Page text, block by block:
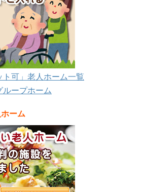
可」老人ホーム一覧
ープホーム
ーム